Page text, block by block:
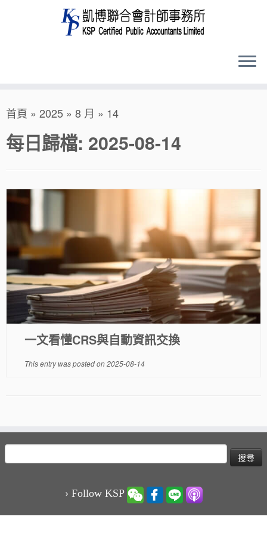
to
content
首頁 » 2025 » 8 月 » 14
每日歸檔: 2025-08-14
一文看懂CRS與自動資訊交換
This entry was posted on2025-08-14
尋
› Follow KSP